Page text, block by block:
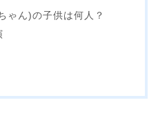
ゃん)の子供は何人？